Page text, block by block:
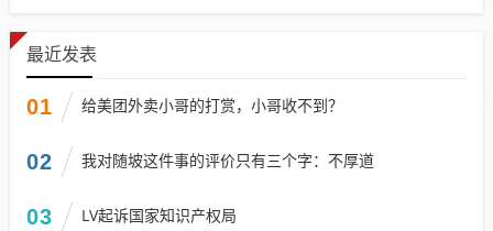
最近发表
01 给美团外卖小哥的打赏，小哥收不到？
02 我对随坡这件事的评价只有三个字：不厚道
03 LV起诉国家知识产权局